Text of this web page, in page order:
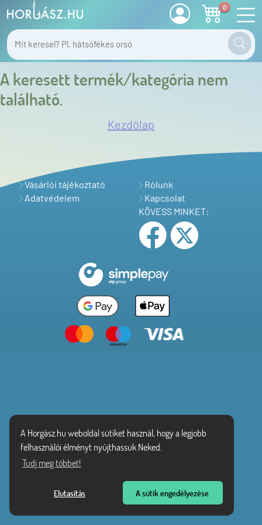
A Horgász.hu weboldal sütiket használ, hogy a legjobb
felhasználói élményt nyújthassuk Neked.
Tudj meg többet!
Elutasítás A sütik engedélyezése
0
A keresett termék/kategória nem
található.
Kezdőlap
Vásárlói tájékoztató
Adatvédelem
Rólunk
Kapcsolat
KÖVESS MINKET: